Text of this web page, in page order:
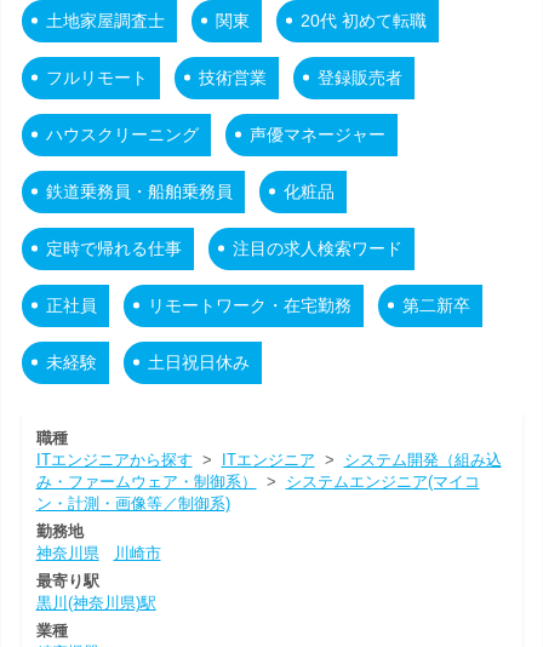
土地家屋調査士 関東 20代 初めて転職
フルリモート 技術営業 登録販売者
ハウスクリーニング 声優マネージャー
鉄道乗務員・船舶乗務員 化粧品
定時で帰れる仕事 注目の求人検索ワード
正社員 リモートワーク・在宅勤務 第二新卒
未経験 土日祝日休み
職種
ITエンジニアから探す > ITエンジニア > システム開発（組み込
み・ファームウェア・制御系）
> システムエンジニア(マイコ
ン・計測・画像等／制御系)
勤務地
神奈川県
川崎市
最寄り駅
黒川(神奈川県)駅
業種